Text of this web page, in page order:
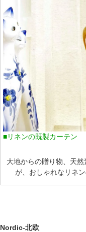
■リネンの既製カーテン
大地からの贈り物、天
が、おしゃれなリネ
Nordic-北欧